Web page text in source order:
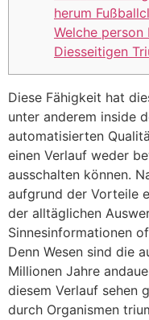
herum
Welche person
Diesseitigen
Diese Fähigkeit hat
unter anderem inside
automatisierten
einen Verlauf weder
ausschalten können.
aufgrund der Vorteile
der alltäglichen
Sinnesinformationen
Denn Wesen sind die
Millionen Jahre
diesem Verlauf sehen
durch Organismen